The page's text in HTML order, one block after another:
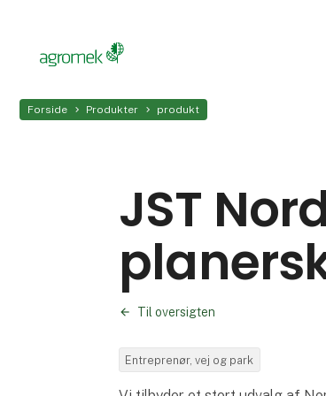
Forside Produkter produkt
JST
Til oversigten
Entreprenør, vej og park